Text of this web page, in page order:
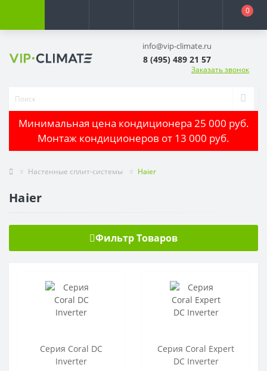
0
info@vip-climate.ru
8 (495) 489 21 57
Заказать звонок
Минимальная цена кондиционера 25 000 руб.
Монтаж кондиционеров от 13 000 руб.
Настенные сплит-системы Haier
Haier
Фильтр Товаров
Серия Coral DC
Inverter
Серия Coral Expert
DC Inverter